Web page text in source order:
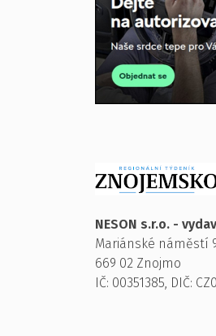
NESON s.r.o. -
Mariánské náměstí
669 02 Znojmo
IČ: 00351385, DIČ: